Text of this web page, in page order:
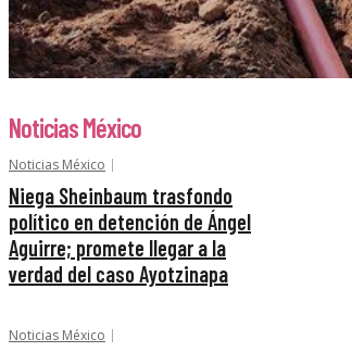
Noticias México
Noticias México
Niega Sheinbaum trasfondo
político en detención de Ángel
Aguirre; promete llegar a la
verdad del caso Ayotzinapa
Noticias México